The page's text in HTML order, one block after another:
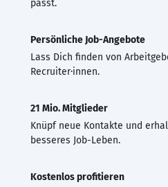
passt.
Persönliche Job-Angebote
Lass Dich finden von
Recruiter·innen.
21 Mio. Mitglieder
Knüpf neue Kontakte und
besseres Job-Leben.
Kostenlos profitieren